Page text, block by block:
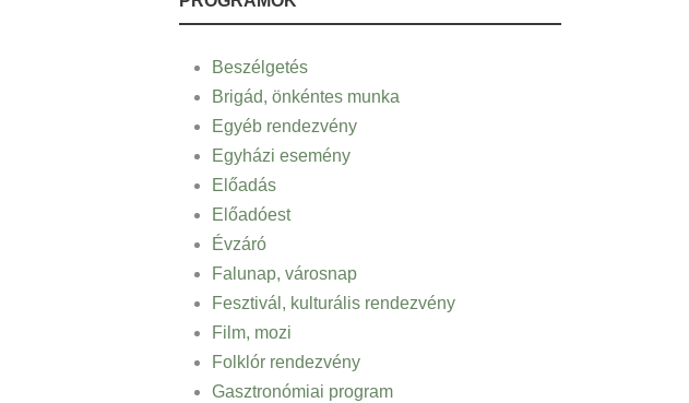
Beszélgetés
Brigád, önkéntes munka
Egyéb rendezvény
Egyházi esemény
Előadás
Előadóest
Évzáró
Falunap, városnap
Fesztivál, kulturális rendezvény
Film, mozi
Folklór rendezvény
Gasztronómiai program